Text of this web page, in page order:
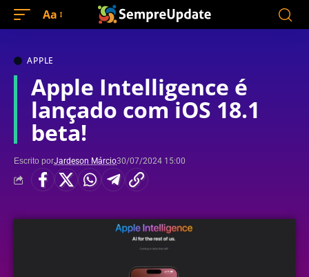
Aa
APPLE
Apple Intelligence é
lançado com iOS 18.1
beta!
Escrito porJardeson Márcio30/07/2024 15:00